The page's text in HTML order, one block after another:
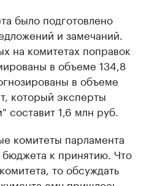
было подготовлено
и замечаний.
на комитетах поправок
в объеме 134,8
в объеме
который эксперты
составит 1,6 млн руб.
комитеты парламента
к принятию. Что
то обсуждать